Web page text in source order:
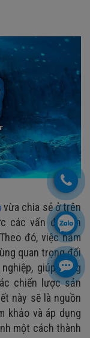
vừa chia sẻ ở trên
các vấn đề liên
đó, việc nắm
quan trọng đối
giúp nâng
chiến lược sản
này sẽ là nguồn
khảo và áp dụng
một cách thành